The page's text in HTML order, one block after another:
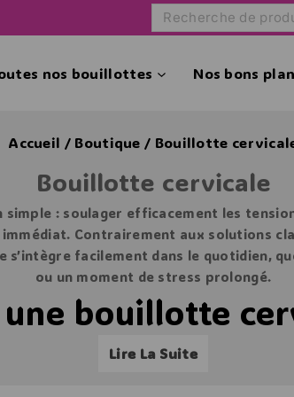
nos bouillottes Nos bons
Accueil / Boutique / Bouillotte
Bouillotte cervicale
: soulager efficacement les
Contrairement aux solutions
facilement dans le quotidien,
ou un moment de stress prolongé.
bouillotte
mauvaise posture, au stress ou à un
Lire La Suite